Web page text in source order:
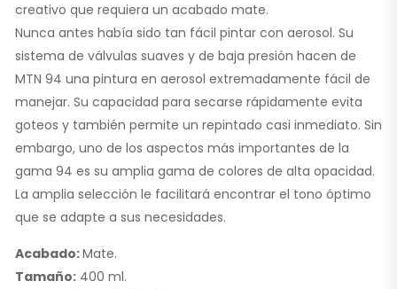
creativo que requiera un acabado mate.
Nunca antes había sido tan fácil pintar con aerosol. Su
sistema de válvulas suaves y de baja presión hacen de
MTN 94 una pintura en aerosol extremadamente fácil de
manejar. Su capacidad para secarse rápidamente evita
goteos y también permite un repintado casi inmediato. Sin
embargo, uno de los aspectos más importantes de la
gama 94 es su amplia gama de colores de alta opacidad.
La amplia selección le facilitará encontrar el tono óptimo
que se adapte a sus necesidades.
Acabado:Mate.
Tamaño: 400 ml.